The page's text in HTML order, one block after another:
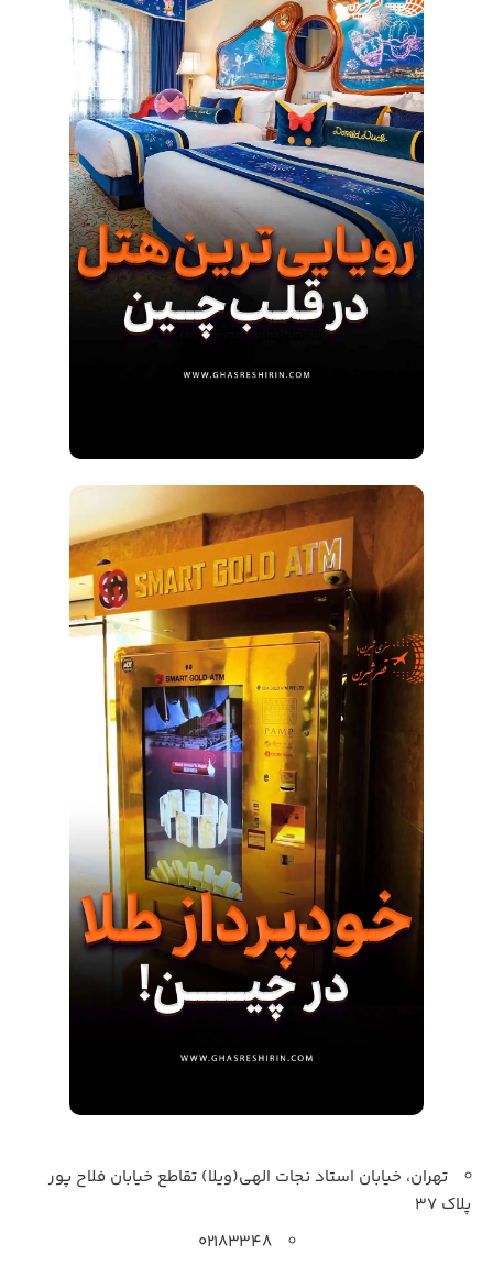
تهران، خیابان استاد نجات الهی(ویلا) تقاطع خیابان فلاح پور
پلاک 37
۰۲۱۸۳۳۴۸